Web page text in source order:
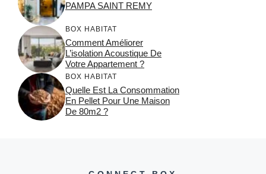
PAMPA SAINT REMY
BOX HABITAT
Comment Améliorer
L’isolation Acoustique De
Votre Appartement ?
BOX HABITAT
Quelle Est La Consommation
En Pellet Pour Une Maison
De 80m2 ?